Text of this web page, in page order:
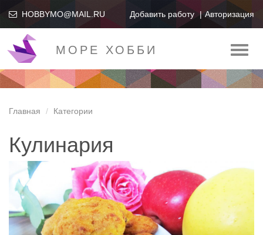
HOBBYMO@MAIL.RU Добавить работу Авторизация
МОРЕ ХОББИ
Главная Категории
Кулинария